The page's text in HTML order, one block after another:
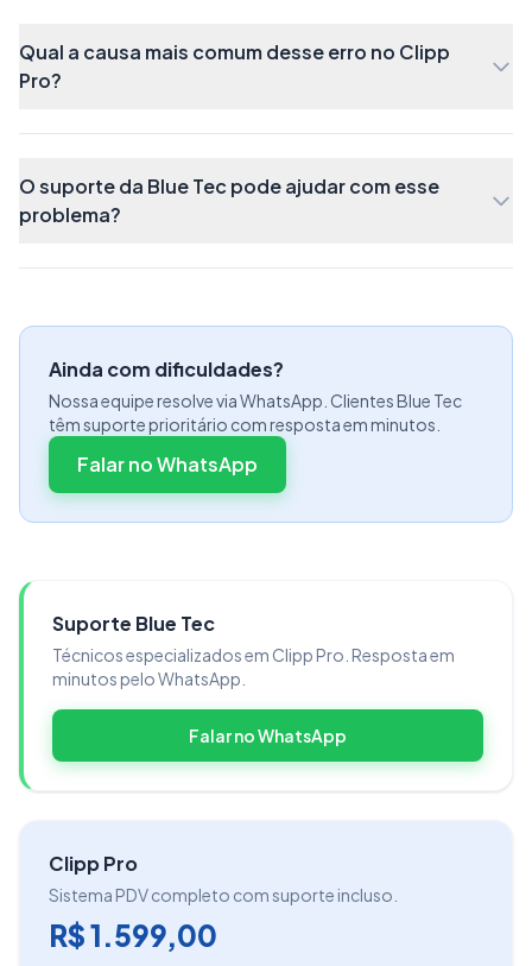
Qual a causa mais comum desse erro no Clipp
Pro?
O suporte da Blue Tec pode ajudar com esse
problema?
Ainda com dificuldades?
Nossa equipe resolve via WhatsApp. Clientes Blue Tec
têm suporte prioritário com resposta em minutos.
Falar no WhatsApp
Suporte Blue Tec
Técnicos especializados em Clipp Pro. Resposta em
minutos pelo WhatsApp.
Falar no WhatsApp
Clipp Pro
Sistema PDV completo com suporte incluso.
R$ 1.599,00